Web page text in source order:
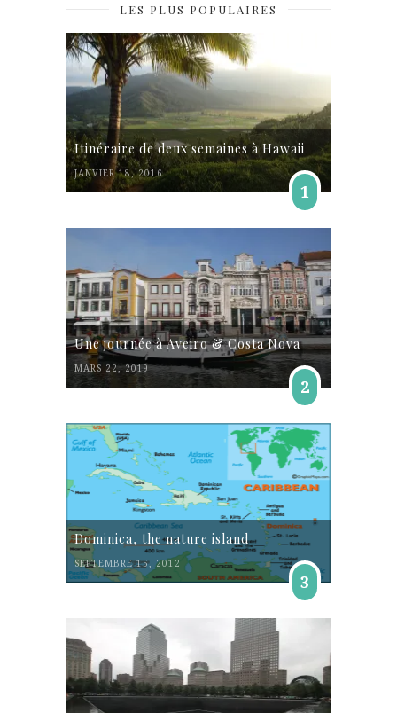
LES PLUS POPULAIRES
Itinéraire de deux semaines à Hawaii
JANVIER 18, 2016
1
Une journée à Aveiro & Costa Nova
MARS 22, 2019
2
Dominica, the nature island
SEPTEMBRE 15, 2012
3